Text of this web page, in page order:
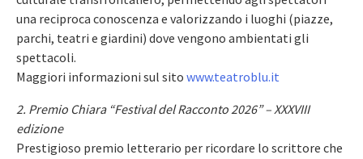
una reciproca conoscenza e valorizzando i luoghi (piazze,
parchi, teatri e giardini) dove vengono ambientati gli
spettacoli.
Maggiori informazioni sul sito www.teatroblu.it
2. Premio Chiara “Festival del Racconto 2026” – XXXVIII
edizione
Prestigioso premio letterario per ricordare lo scrittore che